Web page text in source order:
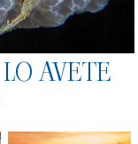
AVETE